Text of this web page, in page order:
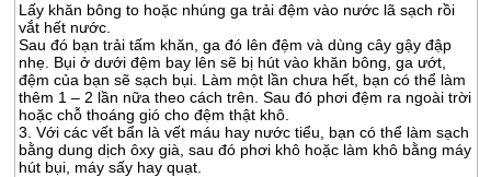
Lấy khăn bông to hoặc nhúng ga trải đệm vào nước lã sạch rồi
vắt hết nước.
Sau đó bạn trải tấm khăn, ga đó lên đệm và dùng cây gậy đập
nhẹ. Bụi ở dưới đệm bay lên sẽ bị hút vào khăn bông, ga ướt,
đệm của bạn sẽ sạch bụi. Làm một lần chưa hết, bạn có thể làm
thêm 1 – 2 lần nữa theo cách trên. Sau đó phơi đệm ra ngoài trời
hoặc chỗ thoáng gió cho đệm thật khô.
3. Với các vết bẩn là vết máu hay nước tiểu, bạn có thể làm sạch
bằng dung dịch ôxy già, sau đó phơi khô hoặc làm khô bằng máy
hút bụi, máy sấy hay quạt.